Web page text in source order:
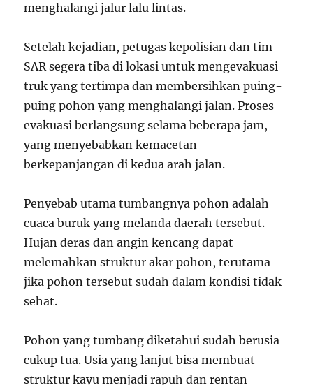
menghalangi jalur lalu lintas.
Setelah kejadian, petugas kepolisian dan tim
SAR segera tiba di lokasi untuk mengevakuasi
truk yang tertimpa dan membersihkan puing-
puing pohon yang menghalangi jalan. Proses
evakuasi berlangsung selama beberapa jam,
yang menyebabkan kemacetan
berkepanjangan di kedua arah jalan.
Penyebab utama tumbangnya pohon adalah
cuaca buruk yang melanda daerah tersebut.
Hujan deras dan angin kencang dapat
melemahkan struktur akar pohon, terutama
jika pohon tersebut sudah dalam kondisi tidak
sehat.
Pohon yang tumbang diketahui sudah berusia
cukup tua. Usia yang lanjut bisa membuat
struktur kayu menjadi rapuh dan rentan